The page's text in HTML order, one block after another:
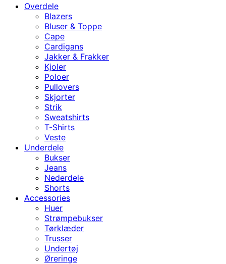
Overdele
Blazers
Bluser & Toppe
Cape
Cardigans
Jakker & Frakker
Kjoler
Poloer
Pullovers
Skjorter
Strik
Sweatshirts
T-Shirts
Veste
Underdele
Bukser
Jeans
Nederdele
Shorts
Accessories
Huer
Strømpebukser
Tørklæder
Trusser
Undertøj
Øreringe